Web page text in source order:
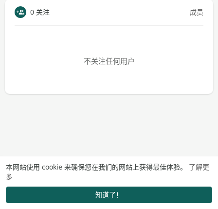
本网站使用 cookie 来确保您在我们的网站上获得最佳体验。 了解更
多
知道了！
0 关注 成员
不关注任何用户
发布